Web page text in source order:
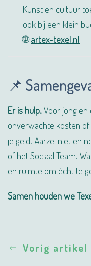
Kunst en cultuur
ook bij een klein
🌐artex-texel.nl
📌
Er is hulp.Voor jong
onverwachte kosten
je geld. Aarzel niet en
of het Sociaal Team.
en ruimte om écht te
Samen houden we
Vorig artikel